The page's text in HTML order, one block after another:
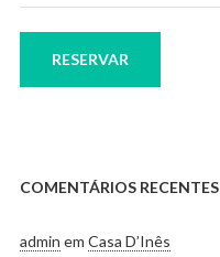
RESERVAR
COMENTÁRIOS RECENTES
admin em Casa D’Inês